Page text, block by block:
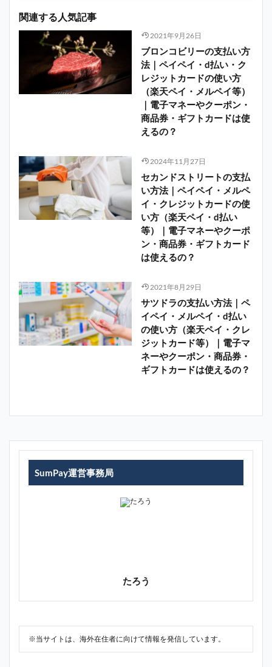
関連する人気記事
2021年9月26日
ブロンコビリーの支払い方
法｜ペイペイ・d払い・ク
レジットカードの使い方
（楽天ペイ・メルペイ等）
｜電子マネーやクーポン・
商品券・ギフトカードは使
えるの？
2024年11月27日
セカンドストリートの支払
い方法｜ペイペイ・メルペ
イ・クレジットカードの使
い方（楽天ペイ・d払い
等）｜電子マネーやクーポ
ン・商品券・ギフトカード
は使えるの？
2021年8月29日
サツドラの支払い方法｜ペ
イペイ・メルペイ・d払い
の使い方（楽天ペイ・クレ
ジットカード等）｜電子マ
ネーやクーポン・商品券・
ギフトカードは使えるの？
SumPay運営事務局
たろう
※当サイトは、海外在住者に向けて情報を発信しています。